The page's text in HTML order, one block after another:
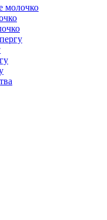
молочко